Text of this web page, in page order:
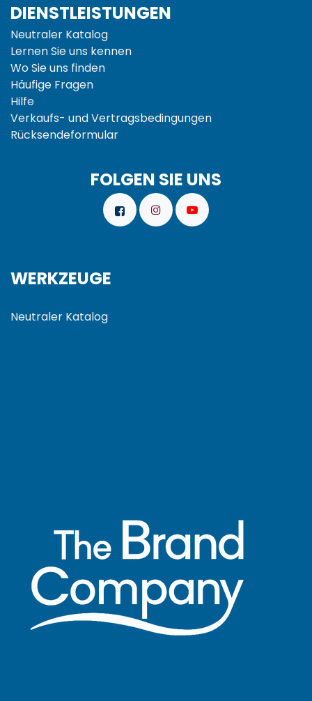
DIENSTLEISTUNGEN
Neutraler Katalog
Lernen Sie uns kennen
Wo Sie uns finden
Häufige Fragen
Hilfe
Verkaufs- undVertragsbedingungen
Rücksendeformular
FOLGEN SIE UNS
WERKZEUGE
Neutraler Katalog